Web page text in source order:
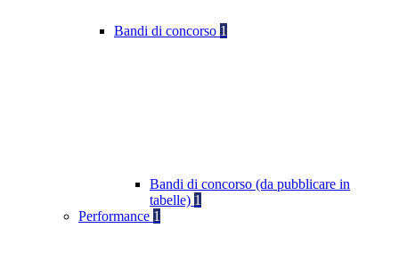
Bandi di concorso 1
Bandi di concorso (da pubblicare in
tabelle) 1
Performance 1